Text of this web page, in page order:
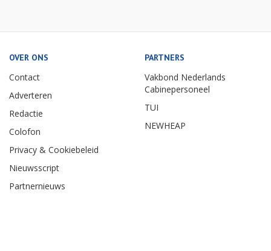
OVER ONS
Contact
Adverteren
Redactie
Colofon
Privacy & Cookiebeleid
Nieuwsscript
Partnernieuws
PARTNERS
Vakbond Nederlands
Cabinepersoneel
TUI
NEWHEAP